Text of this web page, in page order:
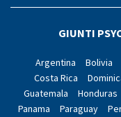
GIUNTI
Argentina Bolivia
Costa Rica
Guatemala
Honduras
Panama
Paraguay